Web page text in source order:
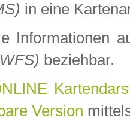
in eine
Informationen
beziehbar.
Version